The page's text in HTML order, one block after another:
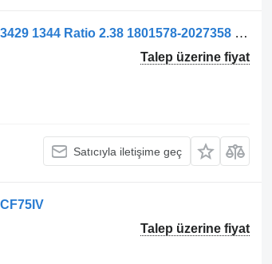
DAF CF / XF EURO 6 kamyon için DAF 1801578-1873429 1344 Ratio 2.38 1801578-2027358 aks
Talep üzerine fiyat
Satıcıyla iletişime geç
Talep üzerine fiyat